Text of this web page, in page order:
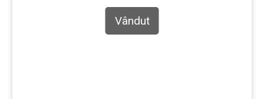
Vândut